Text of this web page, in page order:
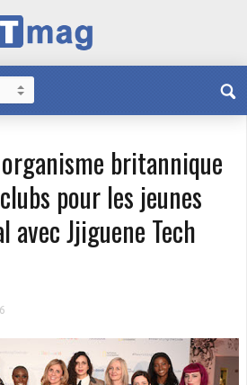
britannique
pour les jeunes
avec Jjiguene Tech